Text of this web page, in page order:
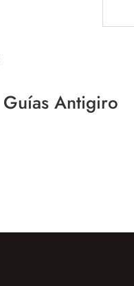
Guías Antigiro